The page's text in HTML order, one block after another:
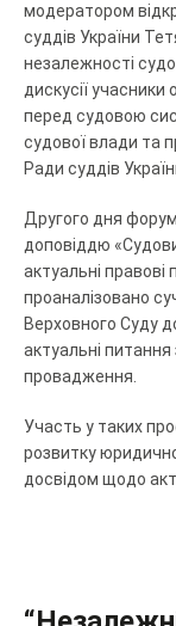
модератором
суддів України
незалежності
дискусії
перед судовою
судової влади та
Ради суддів
Другого дня
доповіддю
актуальні правові
проаналізовано
Верховного Суду
актуальні
провадження.
Участь у таких
розвитку
досвідом щодо